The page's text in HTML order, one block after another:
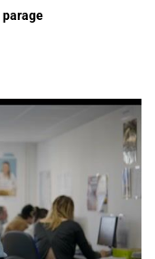
parage